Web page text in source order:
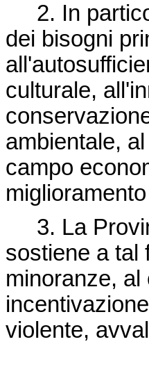
2. In
dei bisogni
culturale,
ambientale,
campo
3. La
sostiene a tal
minoranze,
violente,